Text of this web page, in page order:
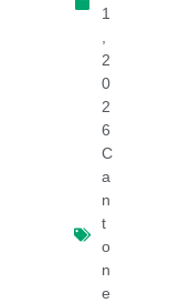
1
2
0
2
6
C
a
n
t
o
n
e